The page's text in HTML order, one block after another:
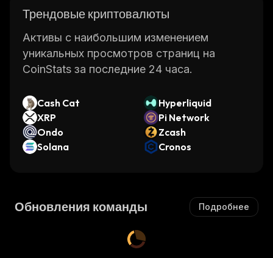
Трендовые криптовалюты
Активы с наибольшим изменением
уникальных просмотров страниц на
CoinStats за последние 24 часа.
Cash Cat
Hyperliquid
XRP
Pi Network
Ondo
Zcash
Solana
Cronos
Обновления команды Подробнее